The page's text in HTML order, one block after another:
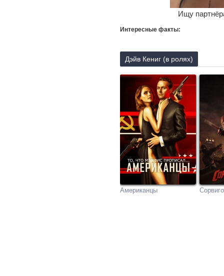
Ищу
Интересные факты:
Дэйв Кениг (в ролях)
Американцы